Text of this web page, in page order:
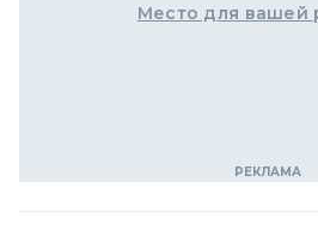
Место для вашей